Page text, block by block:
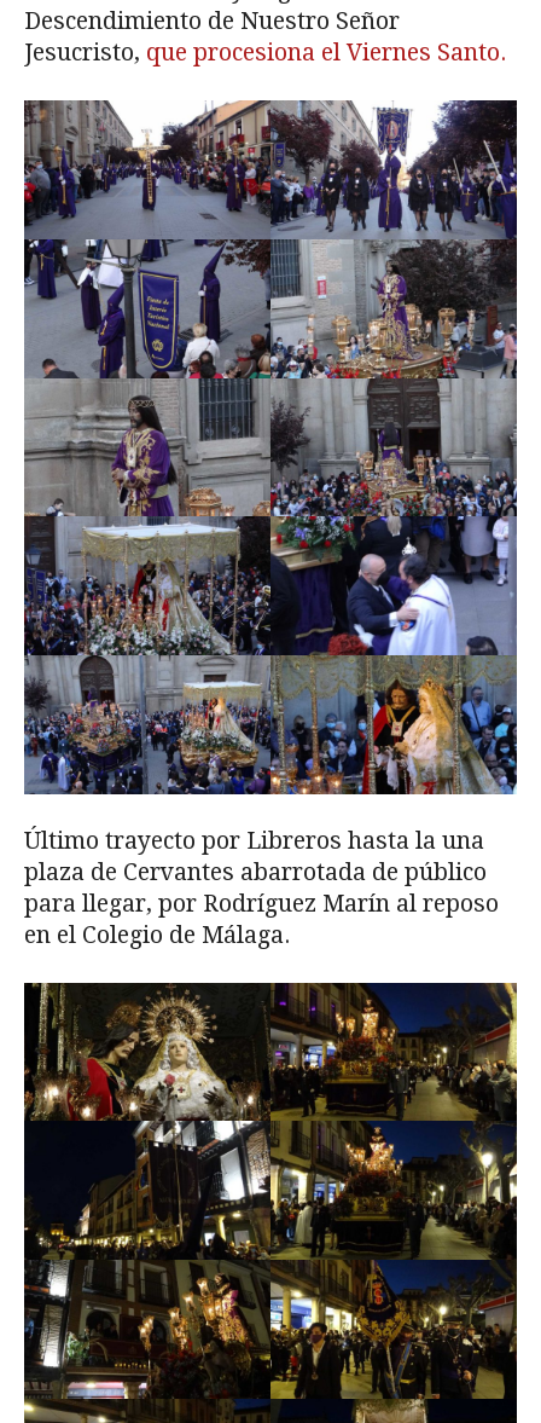
Descendimiento de Nuestro Señor
Jesucristo, que procesiona el Viernes Santo.
Último trayecto por Libreros hasta la una
plaza de Cervantes abarrotada de público
para llegar, por Rodríguez Marín al reposo
en el Colegio de Málaga.